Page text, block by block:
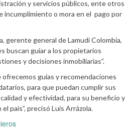
y servicios públicos, ente otros
incumplimiento o mora en el pago por
gerente general de Lamudi Colombia,
buscan guiar a los propietarios
y decisiones inmobiliarias”.
guías y recomendaciones
para que puedan cumplir sus
y efectividad, para su beneficio y
país”, precisó Luis Arrázola.